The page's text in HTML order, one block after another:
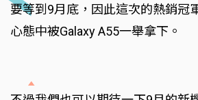
要等到9月底，因此這次的熱銷冠
心態中被Galaxy A55一舉拿下。